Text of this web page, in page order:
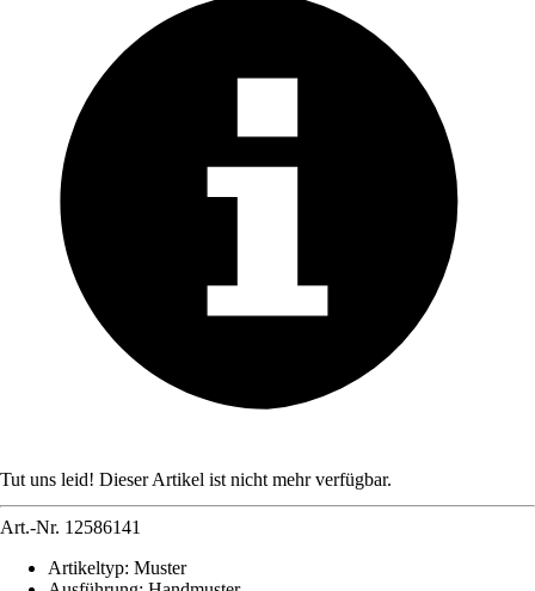
Tut uns leid! Dieser Artikel ist nicht mehr verfügbar.
Art.-Nr. 12586141
Artikeltyp: Muster